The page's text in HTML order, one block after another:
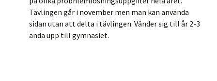
Tävlingen går i november men man kan använda
sidan utan att delta i tävlingen. Vänder sig till år 2-3
ända upp till gymnasiet.